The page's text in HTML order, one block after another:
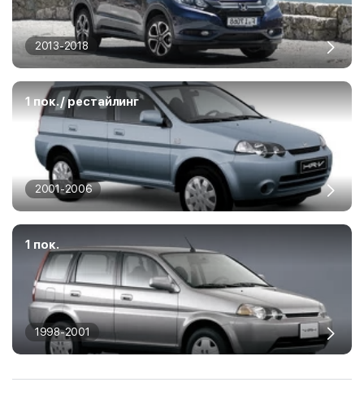
2013-2018
1 пок. / рестайлинг
2001-2006
1 пок.
1998-2001